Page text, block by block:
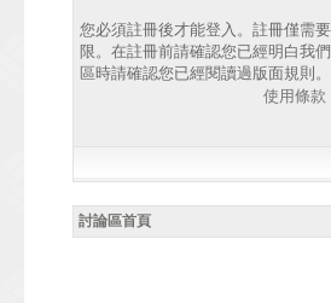
您必須註冊後才能登入。註冊僅需
限。在註冊前請確認您已經明白我
區時請確認您已經閱讀過版面規則。
使用條款
討論區首頁